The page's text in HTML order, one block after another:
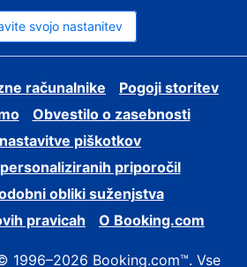
svojo nastanitev
računalnike
Pogoji storitev
Obvestilo o zasebnosti
piškotkov
priporočil
obliki suženjstva
pravicah
O Booking.com
1996–2026 Booking.com™. Vse